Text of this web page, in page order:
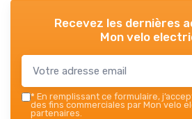
Recevez les dernières
Mon velo
* En remplissant ce formulaire,
des fins commerciales par Mon velo
partenaires.